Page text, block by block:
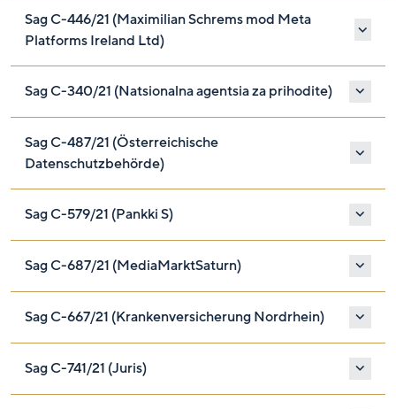
Sag C-446/21 (Maximilian Schrems mod Meta
Platforms Ireland Ltd)
Sag C-340/21 (Natsionalna agentsia za prihodite)
Sag C-487/21 (Österreichische
Datenschutzbehörde)
Sag C-579/21 (Pankki S)
Sag C-687/21 (MediaMarktSaturn)
Sag C-667/21 (Krankenversicherung Nordrhein)
Sag C-741/21 (Juris)